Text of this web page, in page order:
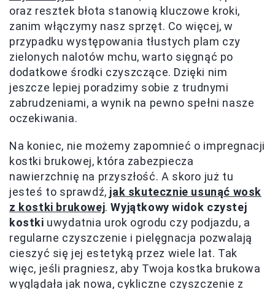
oraz resztek błota stanowią kluczowe kroki,
zanim włączymy nasz sprzęt. Co więcej, w
przypadku występowania tłustych plam czy
zielonych nalotów mchu, warto sięgnąć po
dodatkowe środki czyszczące. Dzięki nim
jeszcze lepiej poradzimy sobie z trudnymi
zabrudzeniami, a wynik na pewno spełni nasze
oczekiwania.
Na koniec, nie możemy zapomnieć o impregnacji
kostki brukowej, która zabezpiecza
nawierzchnię na przyszłość. A skoro już tu
jesteś to sprawdź, jak skutecznie usunąć wosk
z kostki brukowej.Wyjątkowy widok czystej
kostki uwydatnia urok ogrodu czy podjazdu, a
regularne czyszczenie i pielęgnacja pozwalają
cieszyć się jej estetyką przez wiele lat. Tak
więc, jeśli pragniesz, aby Twoja kostka brukowa
wyglądała jak nowa, cykliczne czyszczenie z